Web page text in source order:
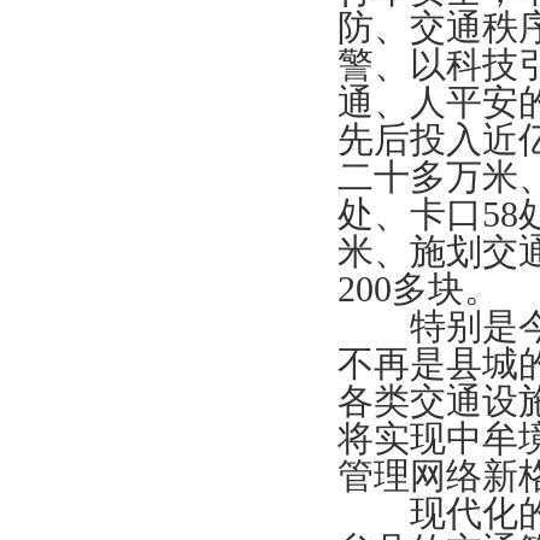
防、交通秩
警、以科技
通、人平安
先后投入近
二十多万米
处、卡口58
米、施划交
200多块。
特别是今
不再是县城
各类交通设
将实现中牟
管理网络新
现代化的